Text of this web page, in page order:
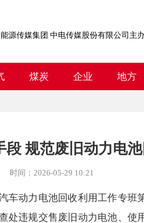
源传媒集团 中电传媒股份有限公司主
煤炭 企业 地方
规范废旧动力电
时间： 2026-05-29 10:21
动力电池回收利用工作专班
处违规交售废旧动力电池、使